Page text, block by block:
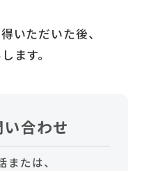
いただいた後、
ます。
い合わせ
または、